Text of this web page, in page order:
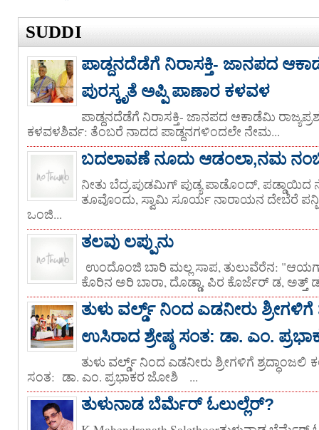
SUDDI
ಪಾಡ್ದನದೆಡೆಗೆ ನಿರಾಸಕ್ತಿ- ಜಾನಪದ
ಪುರಸ್ಕೃತೆ ಅಪ್ಪಿ ಪಾಣಾರ ಕಳವಳ
ಪಾಡ್ದನದೆಡೆಗೆ ನಿರಾಸಕ್ತಿ- ಜಾನಪದ ಆಕಾಡೆಮಿ
ಕಳವಳಶಿರ್ವ: ತೆಂಬರೆ ನಾದದ ಪಾಡ್ದನಗಳಿಂದಲೇ ನೇಮ...
ಬದಲಾವಣೆ ನೂದು ಆಡಂಲಾ,ನಮ
ನೀತು ಬೆದ್ರ.ಪುಡಮಿಗ್ ಪುಡ್ಯ ಪಾಡೊಂದ್, ಪಡ್ಡಾಯಿದ
ತೂವೊಂದು, ಸ್ವಾಮಿ ಸೂರ್ಯ ನಾರಾಯನ ದೇಬೆರೆ ಪನ್ಪಿ
ಒಂಜಿ...
ತಲವು ಲಪ್ಪುನು
ಉಂದೊಂಜಿ ಬಾರಿ ಮಲ್ಲ ಸಾಪ, ತುಲುವೆರೆನ:
ಕೊರಿನ ಅರಿ ಬಾರಾ, ದೊಡ್ಡಾ, ಪಿರ ಕೊರ್ಜೆರ್ ಡ, ಅತ್ತ್
ತುಳು ವರ್ಲ್ಡ್ ನಿಂದ ಎಡನೀರು
ಉಸಿರಾದ ಶ್ರೇಷ್ಠ ಸಂತ: ಡಾ. ಎಂ.
ತುಳು ವರ್ಲ್ಡ್ ನಿಂದ ಎಡನೀರು ಶ್ರೀಗಳಿಗೆ ಶ್ರದ್ಧಾಂಜಲಿ
ಸಂತ: ಡಾ. ಎಂ. ಪ್ರಭಾಕರ ಜೋಶಿ ‌‌‌ ...
ತುಳುನಾಡ ಬೆರ್ಮೆರ್ ಓಲುಲ್ಲೆರ್?